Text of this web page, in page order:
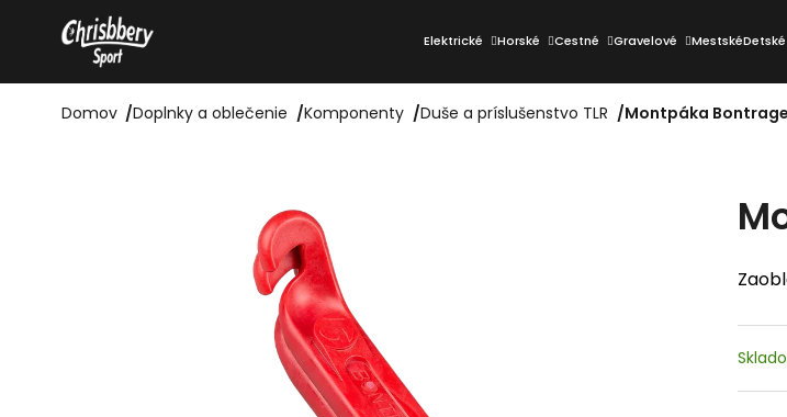
Elektrické Horské Cestné Gravelové MestskéDetské
Domov /Doplnky a oblečenie /Komponenty /Duše a príslušenstvo TLR /Montpáka
š
Späť
obchodu
Späť
obchodu
Čo potrebujete nájsť?